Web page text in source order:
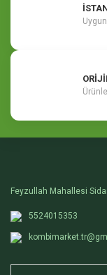
Feyzullah Mahallesi
5524015353